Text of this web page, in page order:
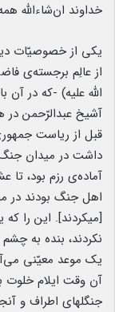
خداوند ان‌شاءالله
یکی از خصوصیّات
از عالِم برجسته‌ی
الله ‌علیه) -که در
آشیخ عبدالرّحمن در
قبل از ریاست
داشت در میدان
آماده‌ی رزم بود، تا
اهل جنگ بودند در
[میکردند]. این را
نکردند، بنده به
یک موعد معیّنی
آن وقت ایلام خلوت
جنگلهای اطراف و